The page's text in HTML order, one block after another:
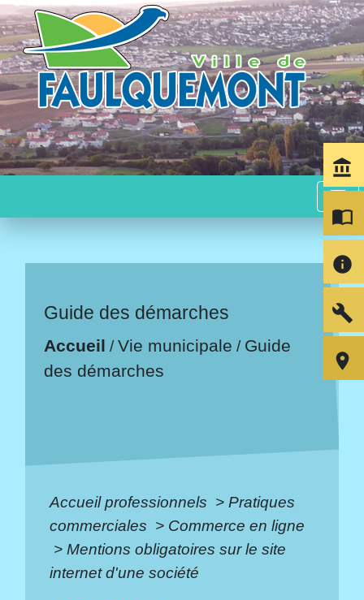
menu
Guide des démarches
Accueil /Vie municipale / Guide
des démarches
Accueil professionnels > Pratiques
commerciales > Commerce en ligne
> Mentions obligatoires sur le site
internet d'une société
account_balance
import_contacts
info
build
room